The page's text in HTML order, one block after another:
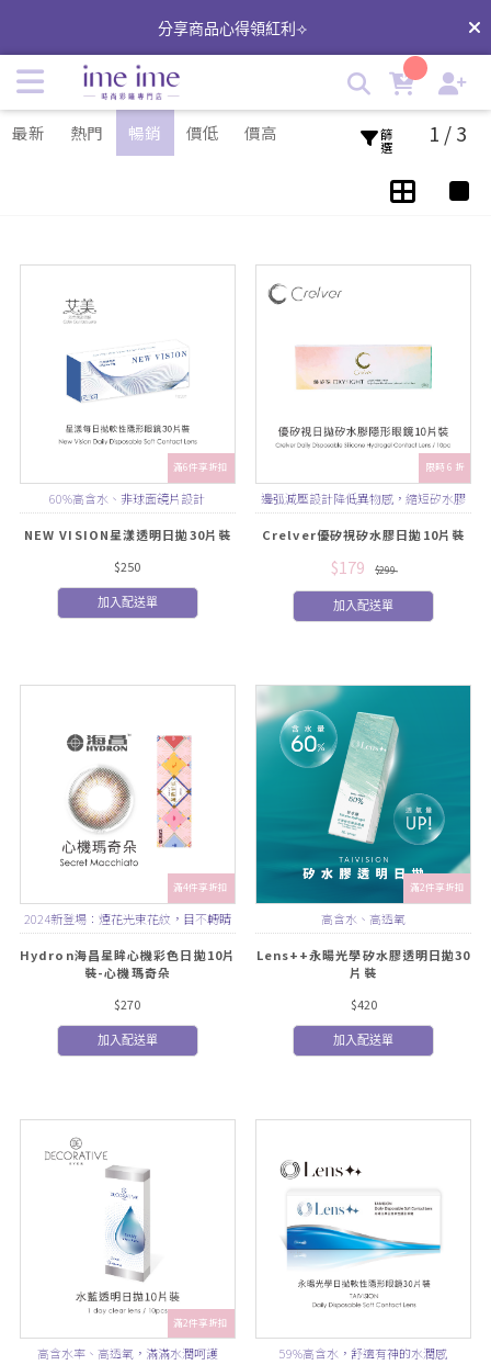
眼鏡美瞳店
分享商品心得領紅利⟢
最新 熱門 暢銷 價低 價高 篩選 1 / 3
滿6件享折扣
60%高含水、非球面鏡片設計
NEW VISION星漾透明日拋30片裝
$250
加入配送單
限時 6 折
邊弧減壓設計降低異物感，縮短矽水膠
適應期
Crelver優矽視矽水膠日拋10片裝
$179 $299
加入配送單
滿4件享折扣
2024新登場：煙花光束花紋，目不轉睛
迷人眼神
Hydron海昌星眸心機彩色日拋10片
裝-心機瑪奇朵
$270
加入配送單
滿2件享折扣
高含水、高透氧
Lens++永暘光學矽水膠透明日拋30
片裝
$420
加入配送單
滿2件享折扣
高含水率、高透氧，滿滿水潤呵護 59%高含水，舒適有神的水潤感